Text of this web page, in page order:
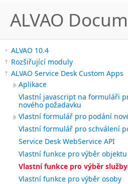
ALVAO
ALVAO 10.4
Rozšiřující moduly
ALVAO Service Desk Custom Apps
Aplikace
Vlastní javascript na formuláři
nového požadavku
Vlastní formulář pro podání
Vlastní formulář pro schválení
Service Desk WebService API
Vlastní funkce pro výběr objektu
Vlastní funkce pro výběr služby
Vlastní funkce pro výběr osoby